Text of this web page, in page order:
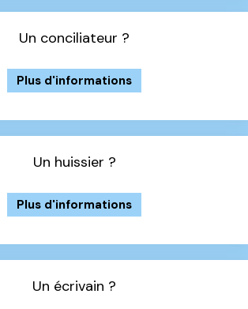
Un conciliateur ?
Plus d'informations
Un huissier ?
Plus d'informations
Un écrivain ?